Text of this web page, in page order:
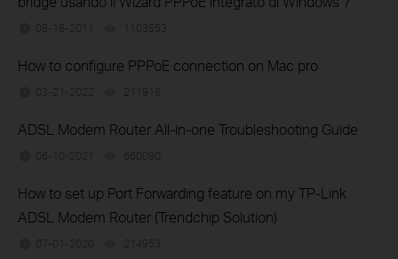
08-16-2011 1103553
How to configure PPPoE connection on Mac pro
03-21-2022 211916
ADSL Modem Router All-in-one Troubleshooting Guide
06-10-2021 660090
How to set up Port Forwarding feature on my TP-Link
ADSL Modem Router (Trendchip Solution)
07-01-2020 214953